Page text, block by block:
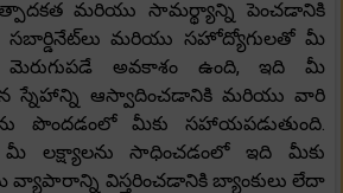
మరియు సామర్థ్యాన్ని పెంచడానికి
మరియు సహోద్యోగులతో మీ
మెరుగుపడే అవకాశం ఉంది, ఇది మీ
స్నేహాన్ని ఆస్వాదించడానికి మరియు వారి
పొందడంలో మీకు సహాయపడుతుంది.
లక్ష్యాలను సాధించడంలో ఇది మీకు
విస్తరించడానికి బ్యాంకులు లేదా